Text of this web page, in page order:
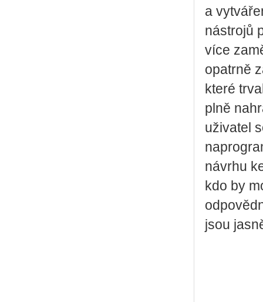
a
nástrojů
více
opatrně
které
plně
uživatel
návrhu
kdo by
jsou